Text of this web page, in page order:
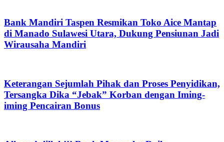
Bank Mandiri Taspen Resmikan Toko Aice Mantap
di Manado Sulawesi Utara, Dukung Pensiunan Jadi
Wirausaha Mandiri
Keterangan Sejumlah Pihak dan Proses Penyidikan,
Tersangka Dika “Jebak” Korban dengan Iming-
iming Pencairan Bonus